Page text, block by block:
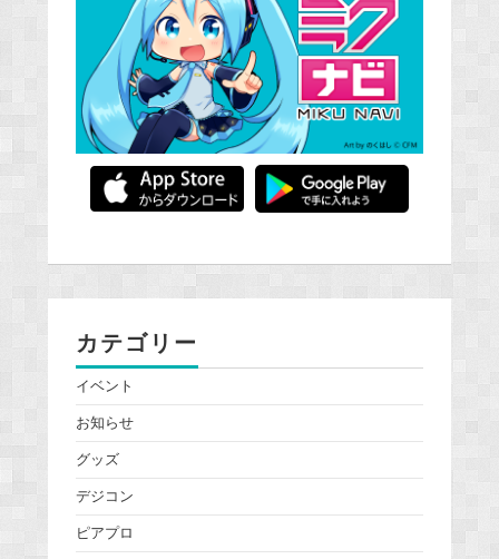
カテゴリー
イベント
お知らせ
グッズ
デジコン
ピアプロ